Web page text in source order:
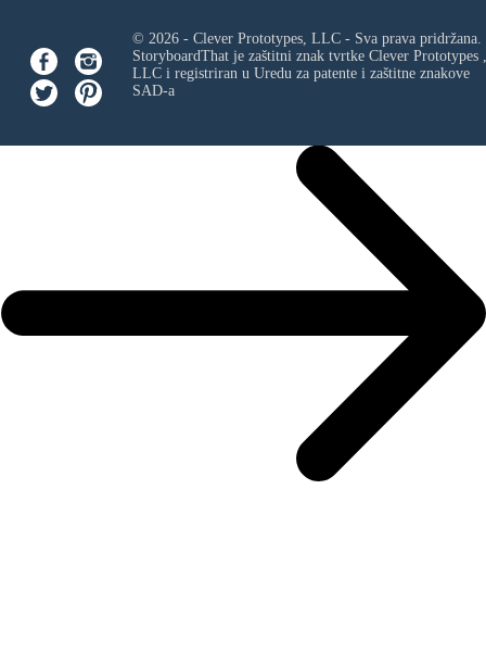
© 2026 - Clever Prototypes, LLC - Sva prava pridržana.
StoryboardThat je zaštitni znak tvrtke Clever Prototypes ,
LLCi registriran u Uredu za patente i zaštitne znakove
SAD-a